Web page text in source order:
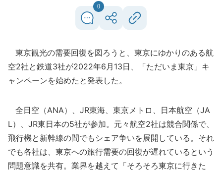
0
東京観光の需要回復を図ろうと、東京にゆかりのある航
空2社と鉄道3社が2022年6月13日、「ただいま東京」キ
ャンペーンを始めたと発表した。
全日空（ANA）、JR東海、東京メトロ、日本航空（JA
L）、JR東日本の5社が参加。元々航空2社は競合関係で、
飛行機と新幹線の間でもシェア争いを展開している。それ
でも各社は、東京への旅行需要の回復が遅れているという
問題意識を共有。業界を越えて「そろそろ東京に行きた